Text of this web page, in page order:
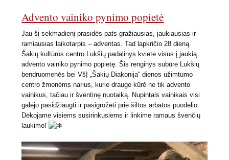
Advento vainiko pynimo popietė
Jau šį sekmadienį prasidės pats gražiausias, jaukiausias ir
ramiausias laikotarpis – adventas. Tad lapkričio 28 dieną
Šakių kultūros centro Lukšių padalinys kvietė visus į jaukią
advento vainiko pynimo popietę. Šis renginys subūrė Lukšių
bendruomenės bei VšĮ „Šakių Diakonija“ dienos užimtumo
centro žmonėms narius, kurie drauge kūrė ne tik advento
vainikus, tačiau ir šventinę nuotaiką. Nupintais vainikais visi
galėjo pasidžiaugti ir pasigrožėti prie šiltos arbatos puodelio.
Dėkojame visiems susirinkusiems ir linkime ramaus švenčių
laukimo!